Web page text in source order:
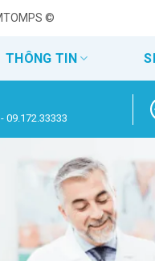
©
THÔNG TIN
09.172.33333